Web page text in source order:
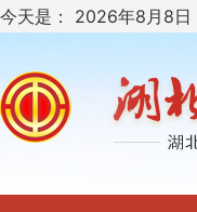
今天是： 2026年8月8